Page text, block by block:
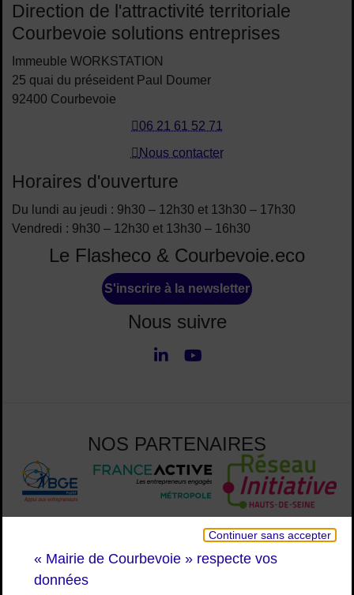
Continuer sans accepter
« Mairie de Courbevoie » respecte vos
données
Direction de l'attractivité territoriale
Courbevoie solutions entreprises
Immeuble WORKSTATION
25 quai du préseident Paul Doumer
92400 Courbevoie
06 21 61 52 71
Nous contacter
Horaires d'ouverture
Du lundi au jeudi : 9h30 – 12h30 et 13h30 – 17h30
Vendredi : 9h30 – 12h30 et 13h30 – 16h30
Le Flasheco & Courbevoie.eco
S'inscrire à la newsletter
Nous suivre
Nous suivre
NOS PARTENAIRES